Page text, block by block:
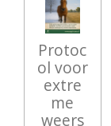
Protoc
ol voor
extre
me
weers